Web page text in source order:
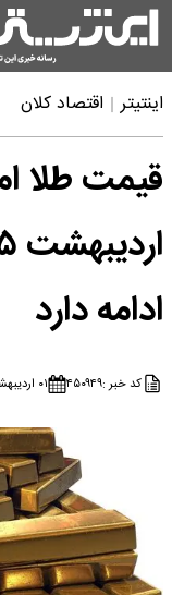
اینتیتر اقتصاد کلان
ادامه دارد
کد خبر :۴۵۰۹۴۹ ۰۱ اردیبهشت ۱۴۰۵ - ۱۴:۲۴